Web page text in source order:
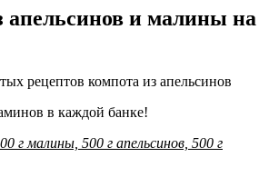
апельсинов и малины на
в каждой банке!
г малины, 500 г апельсинов, 500 г